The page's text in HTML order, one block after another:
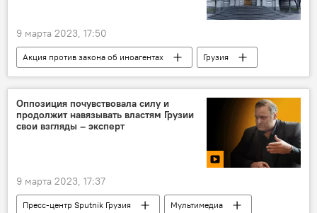
Акция против закона об иноагентах
Закон об "иноагентах"
9 марта 2023, 17:50
Акция против закона об иноагентах
Грузия
НОВОСТИ
ПРОИСШЕСТВИЯ
Национальная галерея им. Д.Шеварднадзе
Оппозиция почувствовала силу и
продолжит навязывать властям Грузии
свои взгляды – эксперт
9 марта 2023, 17:37
Пресс-центр Sputnik Грузия
Мультимедиа